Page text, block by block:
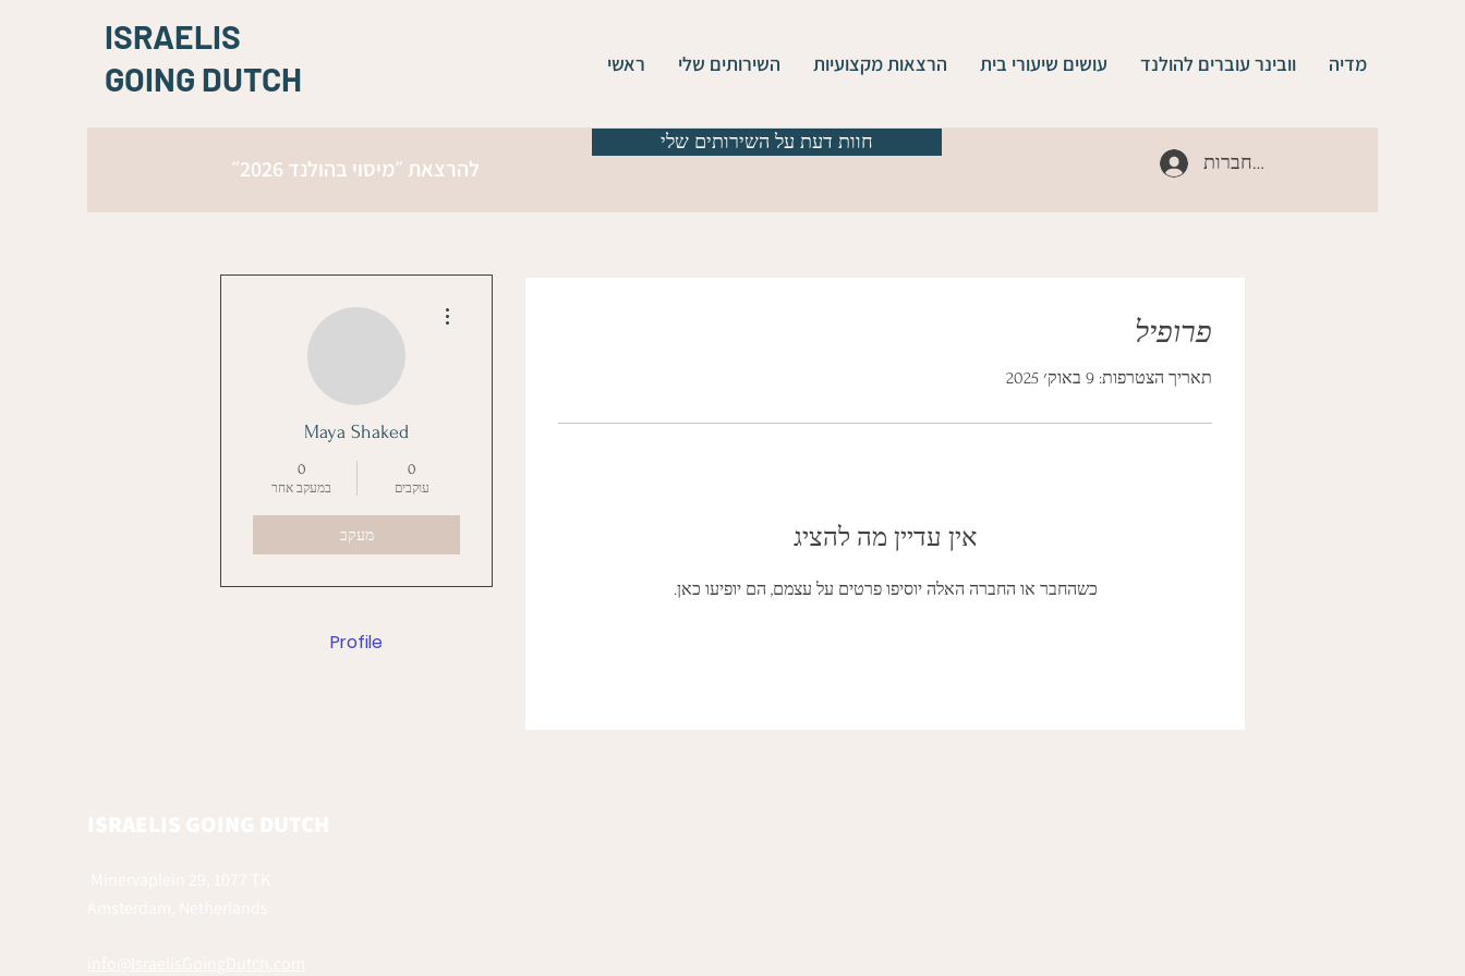
ISRAELIS
GOING DUTCH
ראשי השירותים שלי הרצאות מקצועיות עושים שיעורי בית וובינר עוברים להולנד מדיה
להרצאת ״מיסוי בהולנד 2026״
חוות דעת על השירותים שלי
להתחברות
פרופיל
תאריך הצטרפות: 9 באוק׳ 2025
אין עדיין מה להציג
כשהחבר או החברה האלה יוסיפו פרטים על עצמם, הם יופיעו כאן.
Maya Shaked
0
עוקבים
0
במעקב אחר
מעקב
Profile